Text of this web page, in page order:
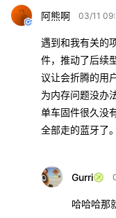
阿熊啊 03/11
遇到和我有关的
件，推动了后续
议让会折腾的用
为内存问题没办
单车固件很久没
全部走的蓝牙了。
Gurri
哈哈哈那